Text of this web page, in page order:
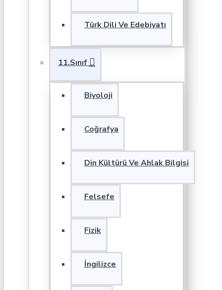
Türk Dili Ve Edebiyatı
11.Sınıf
Biyoloji
Coğrafya
Din Kültürü Ve Ahlak Bilgisi
Felsefe
Fizik
İngilizce